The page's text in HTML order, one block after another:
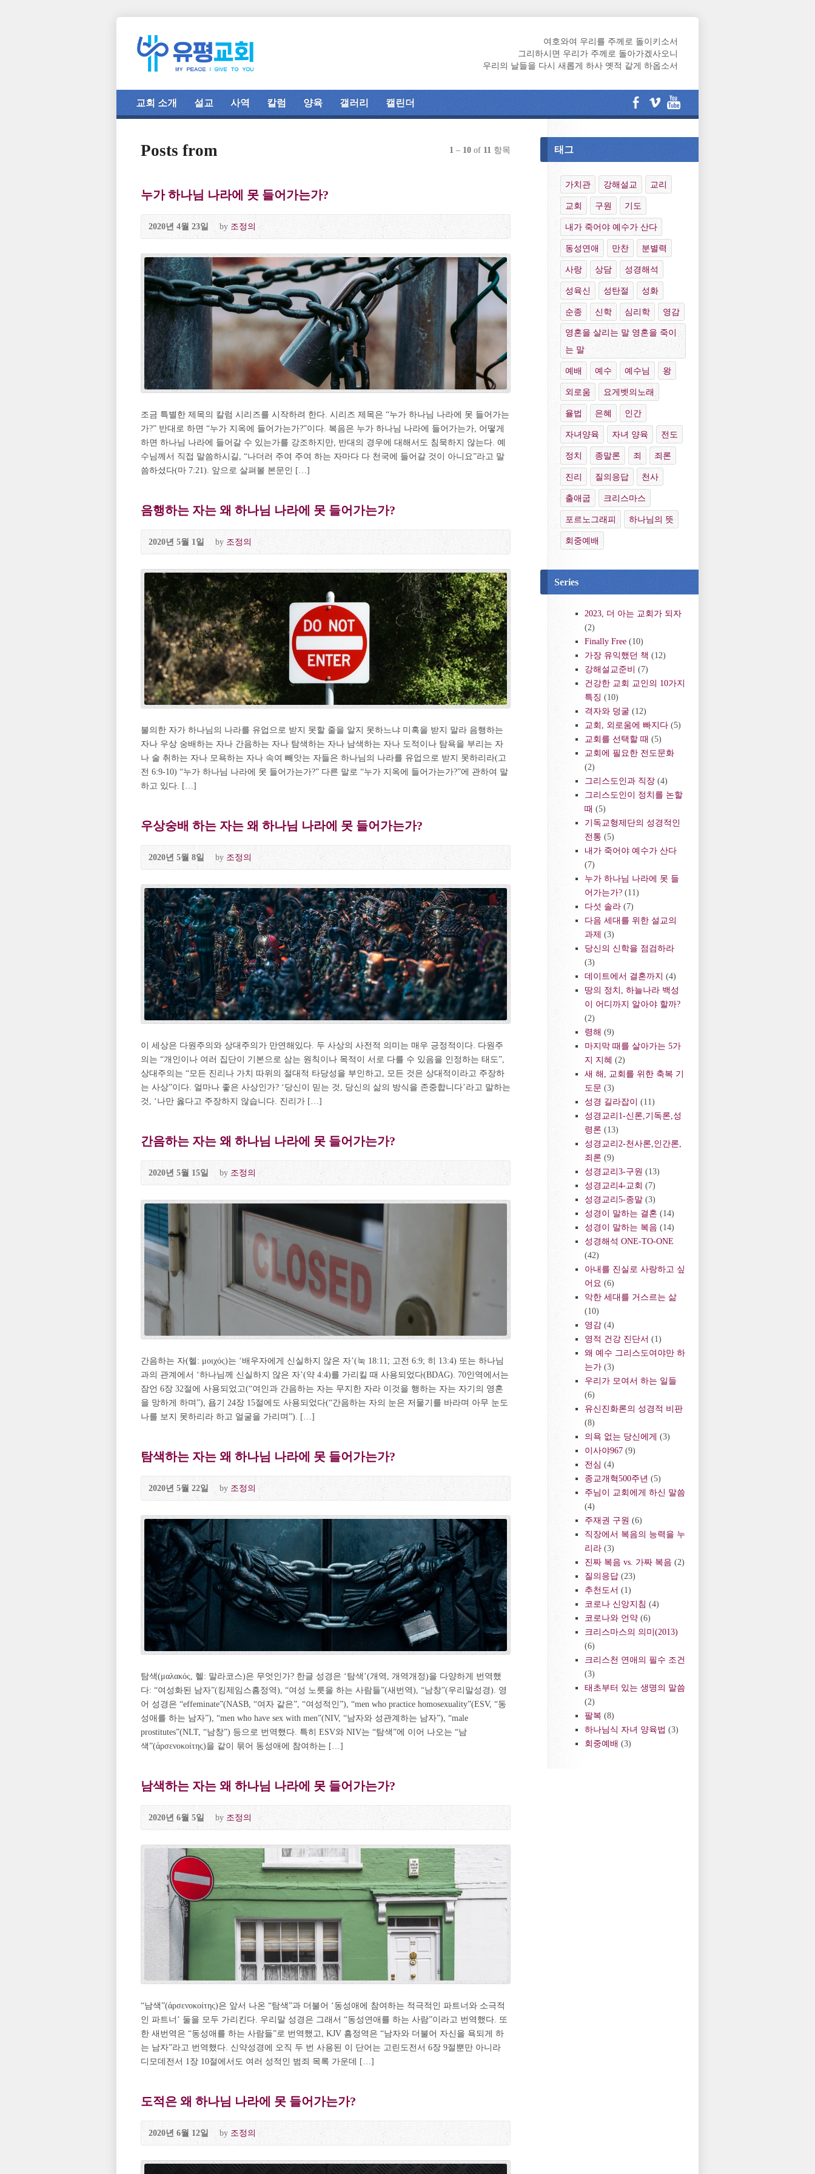
여호와여 우리를 주께로 돌이키소서
그리하시면 우리가 주께로 돌아가겠사오니
우리의 날들을 다시 새롭게 하사 옛적 같게 하옵소서
교회 소개 설교 사역 칼럼 양육 갤러리 캘린더
Posts from 1 – 10 of 11 항목
누가 하나님 나라에 못 들어가는가?
2020년 4월 23일 by 조정의
조금 특별한 제목의 칼럼 시리즈를 시작하려 한다. 시리즈 제목은 “누가 하나님 나라에 못 들어가는
가?” 반대로 하면 “누가 지옥에 들어가는가?”이다. 복음은 누가 하나님 나라에 들어가는가, 어떻게
하면 하나님 나라에 들어갈 수 있는가를 강조하지만, 반대의 경우에 대해서도 침묵하지 않는다. 예
수님께서 직접 말씀하시길, “나더러 주여 주여 하는 자마다 다 천국에 들어갈 것이 아니요”라고 말
씀하셨다(마 7:21). 앞으로 살펴볼 본문인 […]
음행하는 자는 왜 하나님 나라에 못 들어가는가?
2020년 5월 1일 by 조정의
불의한 자가 하나님의 나라를 유업으로 받지 못할 줄을 알지 못하느냐 미혹을 받지 말라 음행하는
자나 우상 숭배하는 자나 간음하는 자나 탐색하는 자나 남색하는 자나 도적이나 탐욕을 부리는 자
나 술 취하는 자나 모욕하는 자나 속여 빼앗는 자들은 하나님의 나라를 유업으로 받지 못하리라(고
전 6:9-10) “누가 하나님 나라에 못 들어가는가?” 다른 말로 “누가 지옥에 들어가는가?”에 관하여 말
하고 있다. […]
우상숭배 하는 자는 왜 하나님 나라에 못 들어가는가?
2020년 5월 8일 by 조정의
이 세상은 다원주의와 상대주의가 만연해있다. 두 사상의 사전적 의미는 매우 긍정적이다. 다원주
의는 “개인이나 여러 집단이 기본으로 삼는 원칙이나 목적이 서로 다를 수 있음을 인정하는 태도”,
상대주의는 “모든 진리나 가치 따위의 절대적 타당성을 부인하고, 모든 것은 상대적이라고 주장하
는 사상”이다. 얼마나 좋은 사상인가? ‘당신이 믿는 것, 당신의 삶의 방식을 존중합니다’라고 말하는
것, ‘나만 옳다고 주장하지 않습니다. 진리가 […]
간음하는 자는 왜 하나님 나라에 못 들어가는가?
2020년 5월 15일 by 조정의
간음하는 자(헬: μοιχός)는 ‘배우자에게 신실하지 않은 자’(눅 18:11; 고전 6:9; 히 13:4) 또는 하나님
과의 관계에서 ‘하나님께 신실하지 않은 자’(약 4:4)를 가리킬 때 사용되었다(BDAG). 70인역에서는
잠언 6장 32절에 사용되었고(“여인과 간음하는 자는 무지한 자라 이것을 행하는 자는 자기의 영혼
을 망하게 하며”), 욥기 24장 15절에도 사용되었다(“간음하는 자의 눈은 저물기를 바라며 아무 눈도
나를 보지 못하리라 하고 얼굴을 가리며”). […]
탐색하는 자는 왜 하나님 나라에 못 들어가는가?
2020년 5월 22일 by 조정의
탐색(μαλακός, 헬: 말라코스)은 무엇인가? 한글 성경은 ‘탐색’(개역, 개역개정)을 다양하게 번역했
다: “여성화된 남자”(킹제임스흠정역), “여성 노릇을 하는 사람들”(새번역), “남창”(우리말성경). 영
어 성경은 “effeminate”(NASB, “여자 같은”, “여성적인”), “men who practice homosexuality”(ESV, “동
성애를 하는 남자”), “men who have sex with men”(NIV, “남자와 성관계하는 남자”), “male
prostitutes”(NLT, “남창”) 등으로 번역했다. 특히 ESV와 NIV는 “탐색”에 이어 나오는 “남
색”(ἀρσενοκοίτης)을 같이 묶어 동성애에 참여하는 […]
남색하는 자는 왜 하나님 나라에 못 들어가는가?
2020년 6월 5일 by 조정의
“남색”(ἀρσενοκοίτης)은 앞서 나온 “탐색”과 더불어 ‘동성애에 참여하는 적극적인 파트너와 소극적
인 파트너’ 둘을 모두 가리킨다. 우리말 성경은 그래서 “동성연애를 하는 사람”이라고 번역했다. 또
한 새번역은 “동성애를 하는 사람들”로 번역했고, KJV 흠정역은 “남자와 더불어 자신을 욕되게 하
는 남자”라고 번역했다. 신약성경에 오직 두 번 사용된 이 단어는 고린도전서 6장 9절뿐만 아니라
디모데전서 1장 10절에서도 여러 성적인 범죄 목록 가운데 […]
도적은 왜 하나님 나라에 못 들어가는가?
2020년 6월 12일 by 조정의
태그
가치관 강해설교 교리
교회 구원 기도
내가 죽어야 예수가 산다
동성연애 만찬 분별력
사랑 상담 성경해석
성육신 성탄절 성화
순종 신학 심리학 영감
영혼을 살리는 말 영혼을 죽이
는 말
예배 예수 예수님 왕
외로움 요게벳의노래
율법 은혜 인간
자녀양육 자녀 양육 전도
정치 종말론 죄 죄론
진리 질의응답 천사
출애굽 크리스마스
포르노그래피 하나님의 뜻
회중예배
Series
2023, 더 아는 교회가 되자
(2)
Finally Free (10)
가장 유익했던 책 (12)
강해설교준비 (7)
건강한 교회 교인의 10가지
특징 (10)
격자와 덩굴 (12)
교회, 외로움에 빠지다 (5)
교회를 선택할 때 (5)
교회에 필요한 전도문화
(2)
그리스도인과 직장 (4)
그리스도인이 정치를 논할
때 (5)
기독교형제단의 성경적인
전통 (5)
내가 죽어야 예수가 산다
(7)
누가 하나님 나라에 못 들
어가는가? (11)
다섯 솔라 (7)
다음 세대를 위한 설교의
과제 (3)
당신의 신학을 점검하라
(3)
데이트에서 결혼까지 (4)
땅의 정치, 하늘나라 백성
이 어디까지 알아야 할까?
(2)
령해 (9)
마지막 때를 살아가는 5가
지 지혜 (2)
새 해, 교회를 위한 축복 기
도문 (3)
성경 길라잡이 (11)
성경교리1-신론,기독론,성
령론 (13)
성경교리2-천사론,인간론,
죄론 (9)
성경교리3-구원 (13)
성경교리4-교회 (7)
성경교리5-종말 (3)
성경이 말하는 결혼 (14)
성경이 말하는 복음 (14)
성경해석 ONE-TO-ONE
(42)
아내를 진실로 사랑하고 싶
어요 (6)
악한 세대를 거스르는 삶
(10)
영감 (4)
영적 건강 진단서 (1)
왜 예수 그리스도여야만 하
는가 (3)
우리가 모여서 하는 일들
(6)
유신진화론의 성경적 비판
(8)
의욕 없는 당신에게 (3)
이사야967 (9)
전심 (4)
종교개혁500주년 (5)
주님이 교회에게 하신 말씀
(4)
주재권 구원 (6)
직장에서 복음의 능력을 누
리라 (3)
진짜 복음 vs. 가짜 복음 (2)
질의응답 (23)
추천도서 (1)
코로나 신앙지침 (4)
코로나와 언약 (6)
크리스마스의 의미(2013)
(6)
크리스천 연애의 필수 조건
(3)
태초부터 있는 생명의 말씀
(2)
팔복 (8)
하나님식 자녀 양육법 (3)
회중예배 (3)